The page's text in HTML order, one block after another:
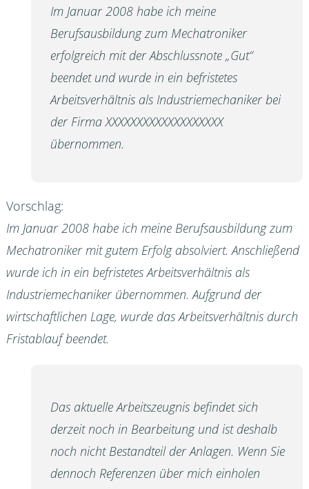
Im Januar 2008 habe ich meine
Berufsausbildung zum Mechatroniker
erfolgreich mit der Abschlussnote „Gut“
beendet und wurde in ein befristetes
Arbeitsverhältnis als Industriemechaniker bei
der Firma XXXXXXXXXXXXXXXXXXX
übernommen.
Vorschlag:
Im Januar 2008 habe ich meine Berufsausbildung zum
Mechatroniker mit gutem Erfolg absolviert. Anschließend
wurde ich in ein befristetes Arbeitsverhältnis als
Industriemechaniker übernommen. Aufgrund der
wirtschaftlichen Lage, wurde das Arbeitsverhältnis durch
Fristablauf beendet.
Das aktuelle Arbeitszeugnis befindet sich
derzeit noch in Bearbeitung und ist deshalb
noch nicht Bestandteil der Anlagen. Wenn Sie
dennoch Referenzen über mich einholen